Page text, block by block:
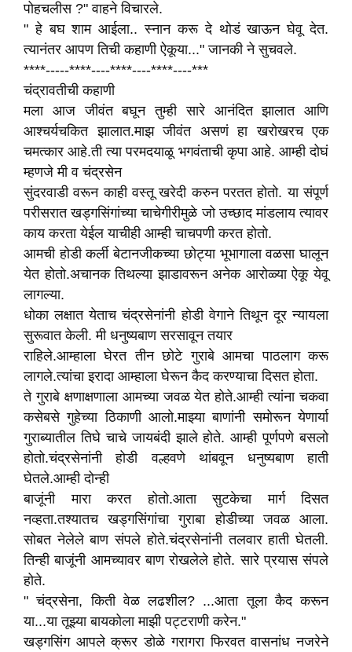
पोहचलीस ?" वाहने विचारले.
" हे बघ शाम आईला.. स्नान करू दे थोडं खाऊन घेवू देत.
त्यानंतर आपण तिची कहाणी ऐकूया..." जानकी ने सुचवले.
****-----****----****----****----***
चंद्रावतीची कहाणी
मला आज जीवंत बघून तुम्ही सारे आनंदित झालात आणि
आश्चर्यचकित झालात.माझ जीवंत असणं हा खरोखरच एक
चमत्कार आहे.ती त्या परमदयाळू भगवंताची कृपा आहे. आम्ही दोघं
म्हणजे मी व चंद्रसेन
सुंदरवाडी वरून काही वस्तू खरेदी करुन परतत होतो. या संपूर्ण
परीसरात खड्गसिंगांच्या चाचेगीरीमुळे जो उच्छाद मांडलाय त्यावर
काय करता येईल याचीही आम्ही चाचपणी करत होतो.
आमची होडी कर्ली बेटानजीकच्या छोट्या भूभागाला वळसा घालून
येत होतो.अचानक तिथल्या झाडावरून अनेक आरोळ्या ऐकू येवू
लागल्या.
धोका लक्षात येताच चंद्रसेनांनी होडी वेगाने तिथून दूर न्यायला
सुरूवात केली. मी धनुष्यबाण सरसावून तयार
राहिले.आम्हाला घेरत तीन छोटे गुराबे आमचा पाठलाग करू
लागले.त्यांचा इरादा आम्हाला घेरून कैद करण्याचा दिसत होता.
ते गुराबे क्षणाक्षणाला आमच्या जवळ येत होते.आम्ही त्यांना चकवा
कसेबसे गुहेच्या ठिकाणी आलो.माझ्या बाणांनी समोरून येणार्या
गुराब्यातील तिघे चाचे जायबंदी झाले होते. आम्ही पूर्णपणे बसलो
होतो.चंद्रसेनांनी होडी वल्हवणे थांबवून धनुष्यबाण हाती
घेतले.आम्ही दोन्ही
बाजूंनी मारा करत होतो.आता सुटकेचा मार्ग दिसत
नव्हता.तश्यातच खड्गसिंगांचा गुराबा होडीच्या जवळ आला.
सोबत नेलेले बाण संपले होते.चंद्रसेनांनी तलवार हाती घेतली.
तिन्ही बाजूंनी आमच्यावर बाण रोखलेले होते. सारे प्रयास संपले
होते.
" चंद्रसेना, किती वेळ लढशील? ...आता तूला कैद करून
या...या तूझ्या बायकोला माझी पट्टराणी करेन."
खड्गसिंग आपले क्रूर डोळे गरागरा फिरवत वासनांध नजरेने